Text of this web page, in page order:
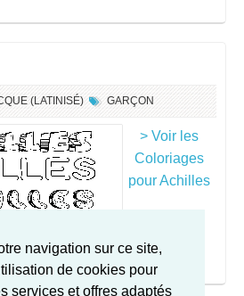
navigation sur ce site,
de cookies pour
services et offres adaptés
(LATINISÉ) GARÇON
> Voir les
Coloriages
pour Achilles